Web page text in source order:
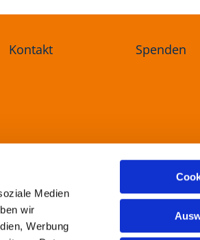
Medien
wir
Werbung
Kontakt Spenden